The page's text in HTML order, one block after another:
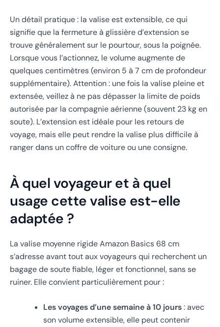
Un détail pratique : la valise est extensible, ce qui
signifie que la fermeture à glissière d’extension se
trouve généralement sur le pourtour, sous la poignée.
Lorsque vous l’actionnez, le volume augmente de
quelques centimètres (environ 5 à 7 cm de profondeur
supplémentaire). Attention : une fois la valise pleine et
extensée, veillez à ne pas dépasser la limite de poids
autorisée par la compagnie aérienne (souvent 23 kg en
soute). L’extension est idéale pour les retours de
voyage, mais elle peut rendre la valise plus difficile à
ranger dans un coffre de voiture ou une consigne.
À quel voyageur et à quel
usage cette valise est-elle
adaptée ?
La valise moyenne rigide Amazon Basics 68 cm
s’adresse avant tout aux voyageurs qui recherchent un
bagage de soute fiable, léger et fonctionnel, sans se
ruiner. Elle convient particulièrement pour :
Les voyages d’une semaine à 10 jours: avec
son volume extensible, elle peut contenir